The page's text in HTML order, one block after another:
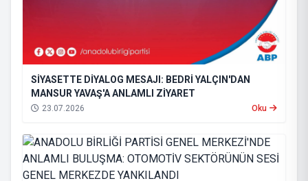
SİYASETTE DİYALOG MESAJI: BEDRİ YALÇIN'DAN
MANSUR YAVAŞ'A ANLAMLI ZİYARET
23.07.2026 Oku